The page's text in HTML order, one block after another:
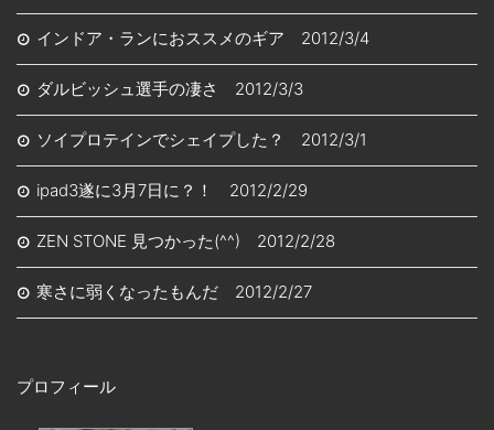
インドア・ランにおススメのギア 2012/3/4
ダルビッシュ選手の凄さ 2012/3/3
ソイプロテインでシェイプした？ 2012/3/1
ipad3遂に3月7日に？！ 2012/2/29
ZEN STONE 見つかった(^^) 2012/2/28
寒さに弱くなったもんだ 2012/2/27
プロフィール